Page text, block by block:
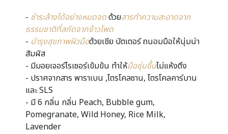
- ชำระล้างได้อย่างหมดจดด้วยสารทำความสะอาดจาก
ธรรมชาติที่สกัดจากข้าวโพด
- บำรุงสุขภาพผิวมือด้วยเชีย บัตเตอร์ ถนอมมือให้นุ่มน่า
สัมผัส
- มีมอยเจอร์ไรเซอร์เข้มข้น ทำให้มือชุ่มชื้นไม่แห้งตึง
- ปราศจากสาร พาราเบน ,ไตรโคลซาน, ไตรโคลคาร์บาน
และ SLS
- มี 6 กลิ่น กลิ่น Peach, Bubble gum,
Pomegranate, Wild Honey, Rice Milk,
Lavender